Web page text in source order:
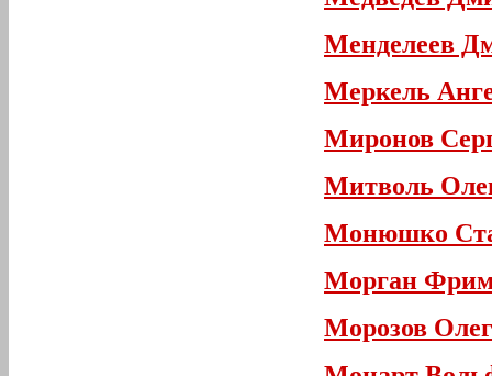
Менделеев
Меркель
Миронов
Митволь
Монюшко
Морган
Морозов